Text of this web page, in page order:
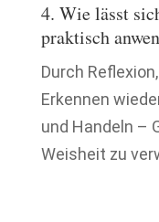
4. Wie lässt
praktisch
Durch
Erkennen
und Handeln –
Weisheit zu